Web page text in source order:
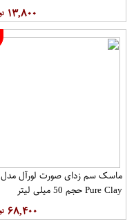
۱۳,۸۰۰
ماسک سم زدای صورت لورآل مدل
Pure Clay حجم 50 میلی لیتر
۶۸,۴۰۰